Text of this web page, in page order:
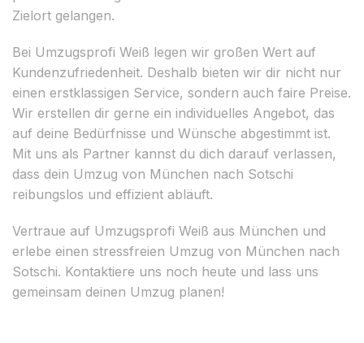
Zielort gelangen.
Bei Umzugsprofi Weiß legen wir großen Wert auf
Kundenzufriedenheit. Deshalb bieten wir dir nicht nur
einen erstklassigen Service, sondern auch faire Preise.
Wir erstellen dir gerne ein individuelles Angebot, das
auf deine Bedürfnisse und Wünsche abgestimmt ist.
Mit uns als Partner kannst du dich darauf verlassen,
dass dein Umzug von München nach Sotschi
reibungslos und effizient abläuft.
Vertraue auf Umzugsprofi Weiß aus München und
erlebe einen stressfreien Umzug von München nach
Sotschi. Kontaktiere uns noch heute und lass uns
gemeinsam deinen Umzug planen!